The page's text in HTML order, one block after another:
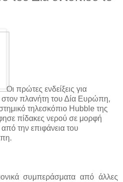
Οι πρώτες ενδείξεις για
πλανήτη του Δία Ευρώπη,
τηλεσκόπιο Hubble της
πίδακες νερού σε μορφή
την επιφάνεια του
συμπεράσματα από άλλες